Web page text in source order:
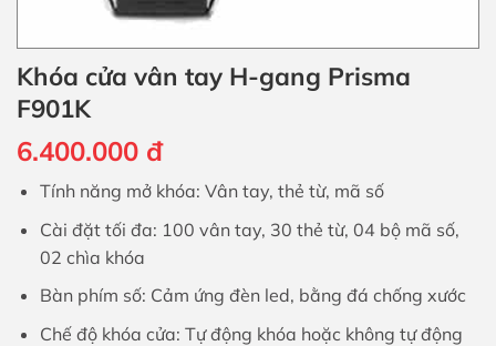
Khóa cửa vân tay H-gang Prisma
F901K
6.400.000 đ
Tính năng mở khóa: Vân tay, thẻ từ, mã số
Cài đặt tối đa: 100 vân tay, 30 thẻ từ, 04 bộ mã số,
02 chìa khóa
Bàn phím số: Cảm ứng đèn led, bằng đá chống xước
Chế độ khóa cửa: Tự động khóa hoặc không tự động